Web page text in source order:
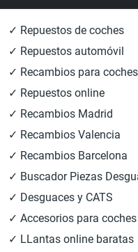
✓ Repuestos de coches
✓ Repuestos automóvil
✓ Recambios para coches
✓ Repuestos online
✓ Recambios Madrid
✓ Recambios Valencia
✓ Recambios Barcelona
✓ Buscador Piezas
✓ Desguaces y CATS
✓ Accesorios para coches
✓ LLantas online baratas